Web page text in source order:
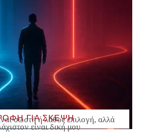
ΓΙΑ ΣΚΕΨΗ
σωστή ή λάθος επιλογή, αλλά
είναι δική μου